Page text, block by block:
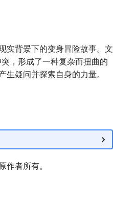
实背景下的变身冒险故事。文
，形成了一种复杂而扭曲的
疑问并探索自身的力量。
作者所有。